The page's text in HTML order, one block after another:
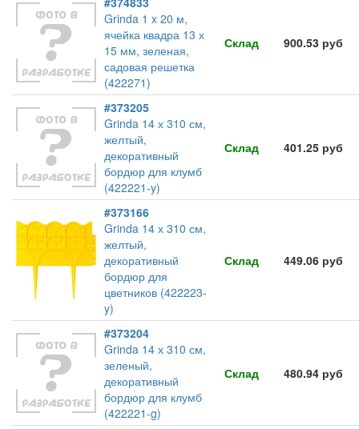
Grinda 1 x 20 м,
ячейка квадра 13 х
15 мм, зеленая,
садовая решетка
(422271)
Склад 900.53 руб
#373205
Grinda 14 х 310 см,
желтый,
декоративный
бордюр для клумб
(422221-y)
Склад 401.25 руб
#373166
Grinda 14 х 310 см,
желтый,
декоративный
бордюр для
цветников (422223-
y)
Склад 449.06 руб
#373204
Grinda 14 х 310 см,
зеленый,
декоративный
бордюр для клумб
(422221-g)
Склад 480.94 руб